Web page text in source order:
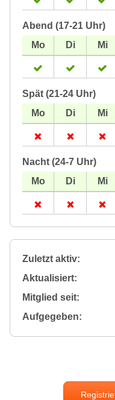
Abend (17-21 Uhr)
Spät (21-24 Uhr)
Nacht (24-7 Uhr)
Zuletzt aktiv:
Aktualisiert:
Mitglied seit:
Aufgegeben: